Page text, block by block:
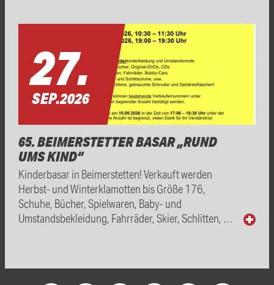
27.
SEP.2026
65. BEIMERSTETTER BASAR „RUND
UMS KIND“
Kinderbasar in Beimerstetten! Verkauft werden
Herbst- und Winterklamotten bis Größe 176,
Schuhe, Bücher, Spielwaren, Baby- und
Umstandsbekleidung, Fahrräder, Skier, Schlitten, …